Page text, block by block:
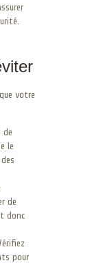
votre
de
le
de
donc
pour